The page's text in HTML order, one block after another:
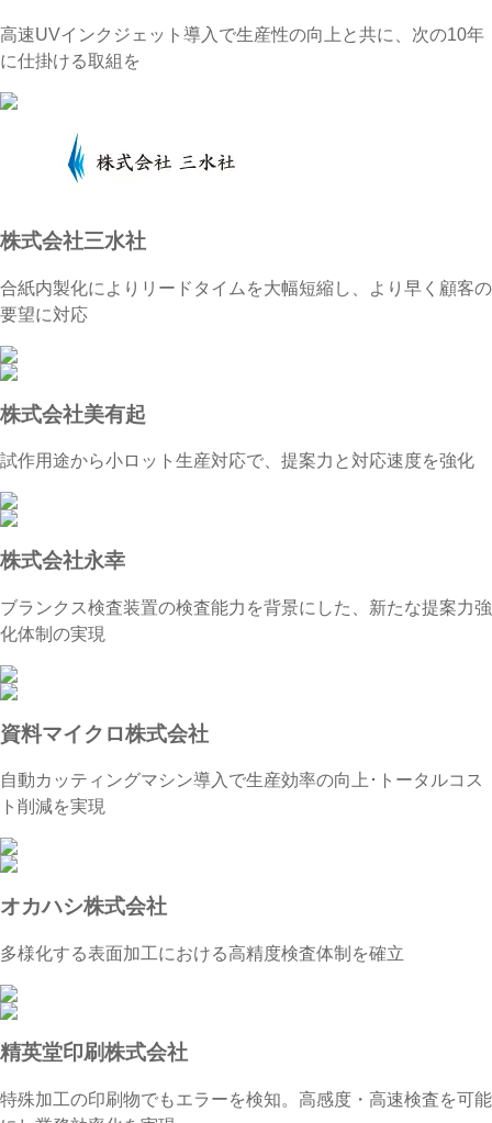
高速UVインクジェット導入で生産性の向上と共に、次の10年
に仕掛ける取組を
株式会社三水社
合紙内製化によりリードタイムを大幅短縮し、より早く顧客の
要望に対応
株式会社美有起
試作用途から小ロット生産対応で、提案力と対応速度を強化
株式会社永幸
ブランクス検査装置の検査能力を背景にした、新たな提案力強
化体制の実現
資料マイクロ株式会社
自動カッティングマシン導入で生産効率の向上･トータルコス
ト削減を実現
オカハシ株式会社
多様化する表面加工における高精度検査体制を確立
精英堂印刷株式会社
特殊加工の印刷物でもエラーを検知。高感度・高速検査を可能